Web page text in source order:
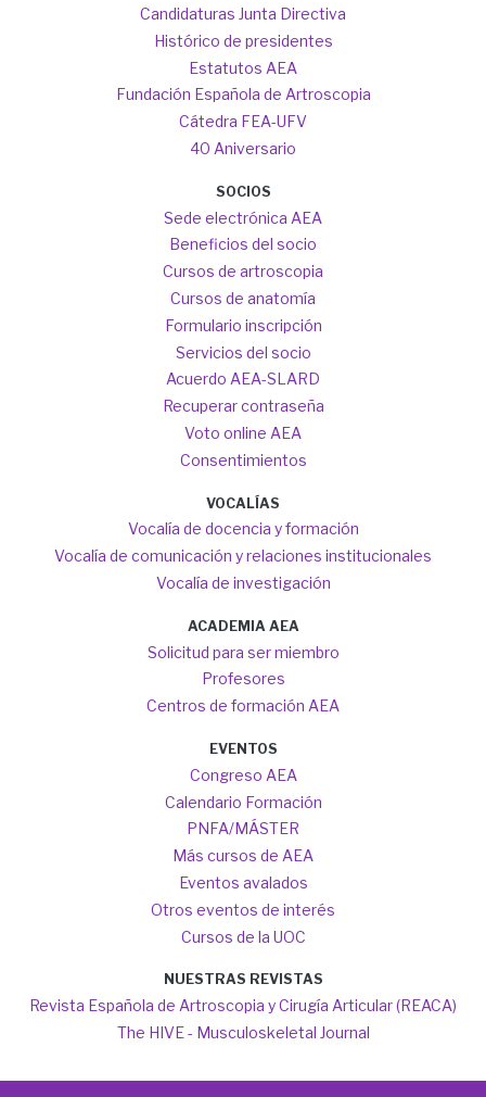
Candidaturas Junta Directiva
Histórico de presidentes
Estatutos AEA
Fundación Española de Artroscopia
Cátedra FEA-UFV
40 Aniversario
SOCIOS
Sede electrónica AEA
Beneficios del socio
Cursos de artroscopia
Cursos de anatomía
Formulario inscripción
Servicios del socio
Acuerdo AEA-SLARD
Recuperar contraseña
Voto online AEA
Consentimientos
VOCALÍAS
Vocalía de docencia y formación
Vocalía de comunicación y relaciones institucionales
Vocalía de investigación
ACADEMIA AEA
Solicitud para ser miembro
Profesores
Centros de formación AEA
EVENTOS
Congreso AEA
Calendario Formación
PNFA/MÁSTER
Más cursos de AEA
Eventos avalados
Otros eventos de interés
Cursos de la UOC
NUESTRAS REVISTAS
Revista Española de Artroscopia y Cirugía Articular (REACA)
The HIVE - Musculoskeletal Journal